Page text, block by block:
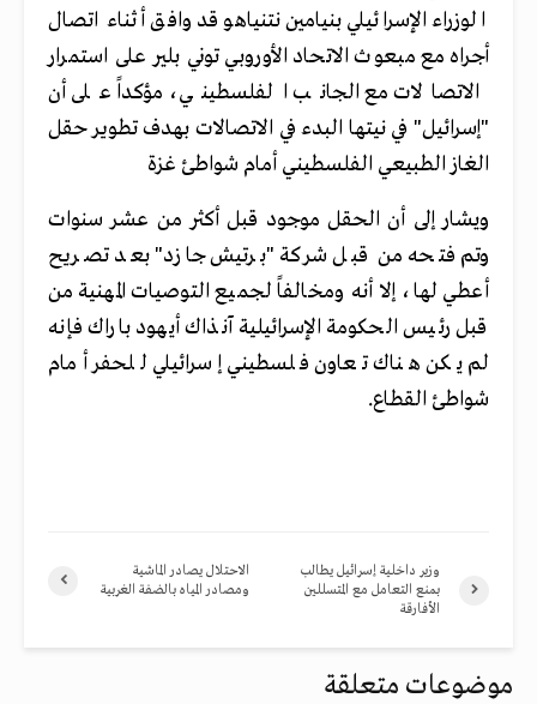
الوزراء الإسرائيلي بنيامين نتنياهو قد وافق أثناء اتصال
أجراه مع مبعوث الاتحاد الأوروبي توني بلير على استمرار
الاتصالات مع الجانب الفلسطيني، مؤكداً على أن
"إسرائيل" في نيتها البدء في الاتصالات بهدف تطوير حقل
الغاز الطبيعي الفلسطيني أمام شواطئ غزة
ويشار إلى أن الحقل موجود قبل أكثر من عشر سنوات
وتم فتحه من قبل شركة "برتيش جازد" بعد تصريح
أعطي لها، إلا أنه ومخالفاً لجميع التوصيات المهنية من
قبل رئيس الحكومة الإسرائيلية آنذاك أيهود باراك فإنه
لم يكن هناك تعاون فلسطيني إسرائيلي للحفر أمام
شواطئ القطاع.
الاحتلال يصادر الماشية
ومصادر المياه بالضفة الغربية
وزير داخلية إسرائيل يطالب
بمنع التعامل مع المتسللين
الأفارقة
موضوعات متعلقة